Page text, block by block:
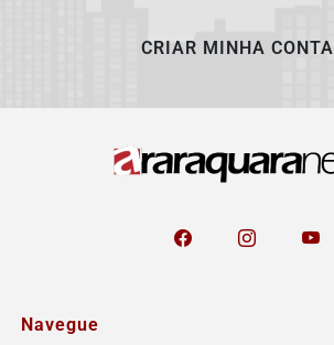
CRIAR MINHA CONTA
Navegue